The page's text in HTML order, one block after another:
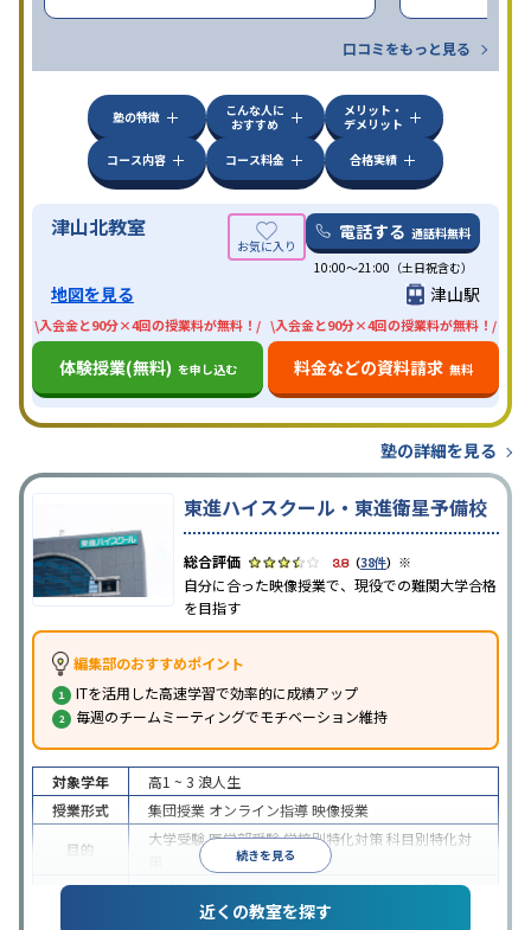
口コミをもっと見る
塾の特徴
こんな人に
おすすめ
メリット・
デメリット
コース内容
コース料金 合格実績
津山北教室 電話する 通話料無料
10:00〜21:00（土日祝含む）
地図を見る 津山駅
\入会金と90分×4回の授業料が無料！/
体験授業(無料) を申し込む
\入会金と90分×4回の授業料が無料！/
料金などの資料請求 無料
塾の詳細を見る
東進ハイスクール・東進衛星予備校
3.8（38件） ※
自分に合った映像授業で、現役での難関大学合格
を目指す
編集部のおすすめポイント
ITを活用した高速学習で効率的に成績アップ
毎週のチームミーティングでモチベーション維持
続きを見る
対象学年 高1 ~ 3 浪人生
授業形式
集団授業 オンライン指導映像授業
目的
大学受験医学部受験学校別特化対策科目別特化対
特待生・奨学金制度あり授業の振替可能学習に
PC・タブレットを利用1科目から受講可能
近くの教室を探す